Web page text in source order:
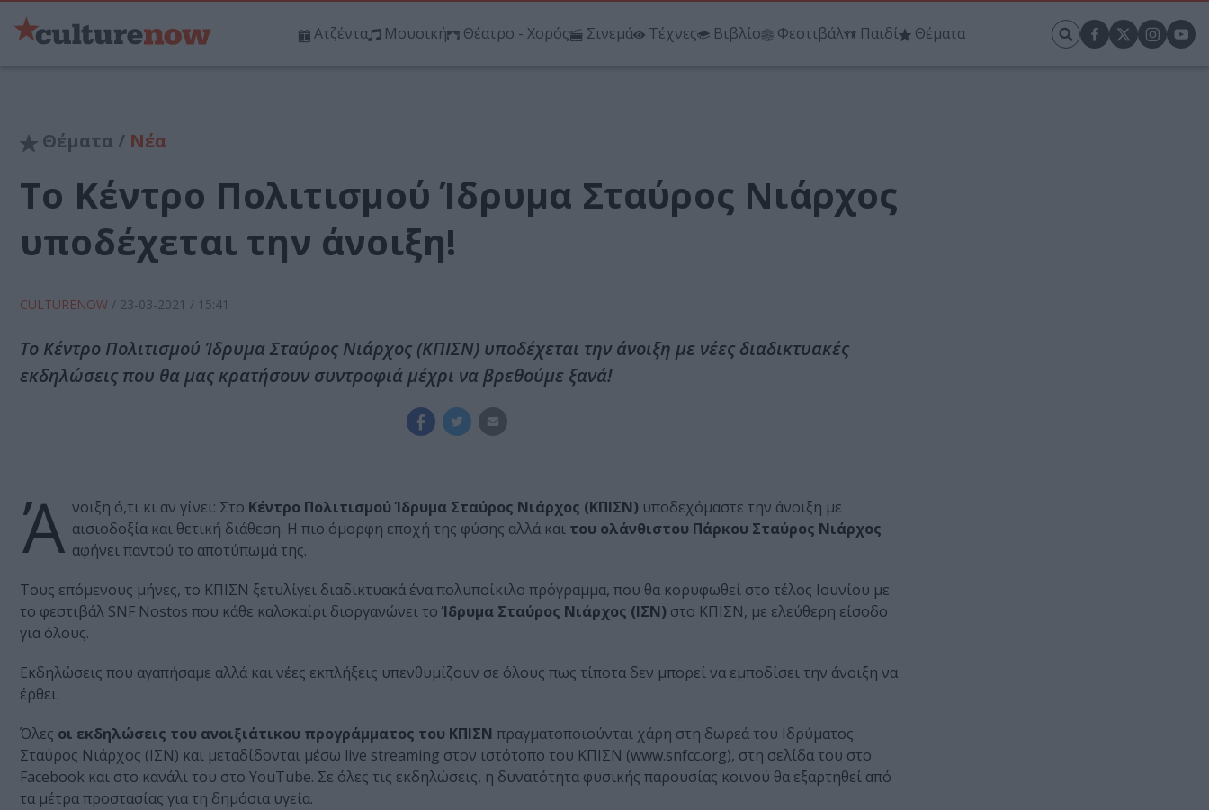
Ατζέντα Μουσική Θέατρο - Χορός Σινεμά Τέχνες Βιβλίο Φεστιβάλ Παιδί Θέματα
Θέματα / Νέα
Το Κέντρο Πολιτισμού Ίδρυμα Σταύρος Νιάρχος
υποδέχεται την άνοιξη!
CULTURENOW / 23-03-2021 / 15:41
Το Κέντρο Πολιτισμού Ίδρυμα Σταύρος Νιάρχος (ΚΠΙΣΝ) υποδέχεται την άνοιξη με νέες διαδικτυακές
εκδηλώσεις που θα μας κρατήσουν συντροφιά μέχρι να βρεθούμε ξανά!
Ά νοιξη ό,τι κι αν γίνει: Στο Κέντρο Πολιτισμού Ίδρυμα Σταύρος Νιάρχος (ΚΠΙΣΝ) υποδεχόμαστε την άνοιξη με
αισιοδοξία και θετική διάθεση. Η πιο όμορφη εποχή της φύσης αλλά και του ολάνθιστου Πάρκου Σταύρος Νιάρχος
αφήνει παντού το αποτύπωμά της.
Τους επόμενους μήνες, το ΚΠΙΣΝ ξετυλίγει διαδικτυακά ένα πολυποίκιλο πρόγραμμα, που θα κορυφωθεί στο τέλος Ιουνίου με
το φεστιβάλ SNF Nostos που κάθε καλοκαίρι διοργανώνει το Ίδρυμα Σταύρος Νιάρχος (ΙΣΝ) στο ΚΠΙΣΝ, με ελεύθερη είσοδο
για όλους.
Εκδηλώσεις που αγαπήσαμε αλλά και νέες εκπλήξεις υπενθυμίζουν σε όλους πως τίποτα δεν μπορεί να εμποδίσει την άνοιξη να
έρθει.
Όλες οι εκδηλώσεις του ανοιξιάτικου προγράμματος του ΚΠΙΣΝ πραγματοποιούνται χάρη στη δωρεά του Ιδρύματος
Σταύρος Νιάρχος (ΙΣΝ) και μεταδίδονται μέσω live streaming στον ιστότοπο του ΚΠΙΣΝ (www.snfcc.org), στη σελίδα του στο
Facebook και στο κανάλι του στο YouTube. Σε όλες τις εκδηλώσεις, η δυνατότητα φυσικής παρουσίας κοινού θα εξαρτηθεί από
τα μέτρα προστασίας για τη δημόσια υγεία.